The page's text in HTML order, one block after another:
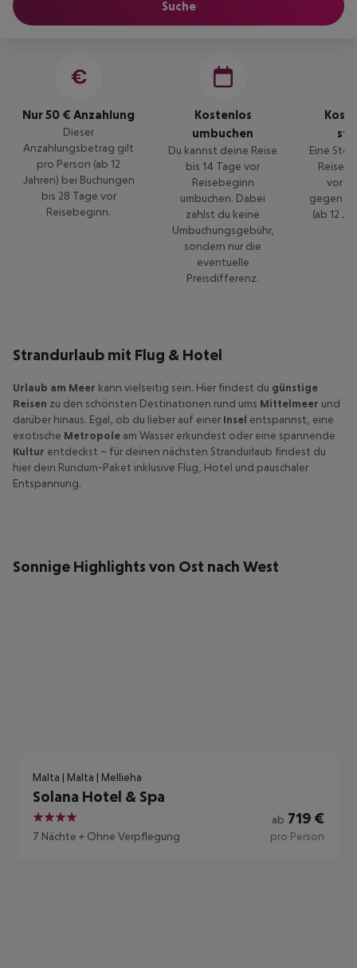
Suche
Nur 50 € Anzahlung
Dieser
Anzahlungsbetrag gilt
pro Person (ab 12
Jahren) bei Buchungen
bis 28 Tage vor
Reisebeginn.
Kostenlos
umbuchen
Du kannst deine Reise
bis 14 Tage vor
Reisebeginn
umbuchen. Dabei
zahlst du keine
Umbuchungsgebühr,
sondern nur die
eventuelle
Preisdifferenz.
Eine
Reise
vor
gegen
(ab 12
Strandurlaub mit Flug & Hotel
Urlaub am Meer kann vielseitig sein. Hier findest du günstige
Reisen zu den schönsten Destinationen rund ums Mittelmeer und
darüber hinaus. Egal, ob du lieber auf einer Insel entspannst, eine
exotische Metropole am Wasser erkundest oder eine spannende
Kultur entdeckst – für deinen nächsten Strandurlaub findest du
hier dein Rundum-Paket inklusive Flug, Hotel und pauschaler
Entspannung.
Sonnige Highlights von Ost nach West
Malta | Malta | Mellieha
Solana Hotel & Spa
4
7 Nächte + Ohne Verpflegung
ab 719 €
pro Person